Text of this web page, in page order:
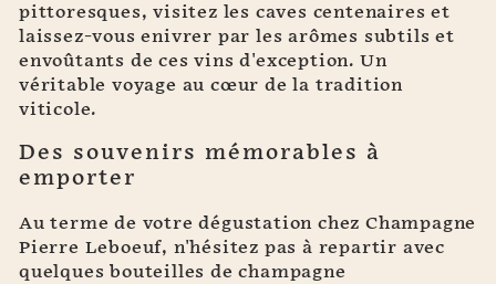
pittoresques, visitez les caves centenaires et
laissez-vous enivrer par les arômes subtils et
envoûtants de ces vins d'exception. Un
véritable voyage au cœur de la tradition
viticole.
Des souvenirs mémorables à
emporter
Au terme de votre dégustation chez Champagne
Pierre Leboeuf, n'hésitez pas à repartir avec
quelques bouteilles de champagne